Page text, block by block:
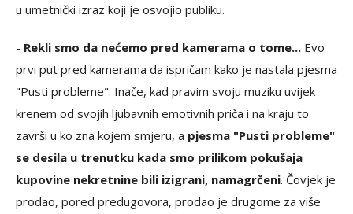
u umetnički izraz koji je osvojio publiku.
- Rekli smo da nećemo pred kamerama o tome... Evo
prvi put pred kamerama da ispričam kako je nastala pjesma
"Pusti probleme". Inače, kad pravim svoju muziku uvijek
krenem od svojih ljubavnih emotivnih priča i na kraju to
završi u ko zna kojem smjeru, a pjesma "Pusti probleme"
se desila u trenutku kada smo prilikom pokušaja
kupovine nekretnine bili izigrani, namagrčeni. Čovjek je
prodao, pored predugovora, prodao je drugome za više